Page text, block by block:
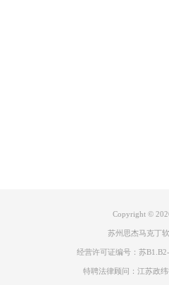
Copyright ©
苏州思杰马克丁
经营许可证编号：苏
特聘法律顾问：江苏政